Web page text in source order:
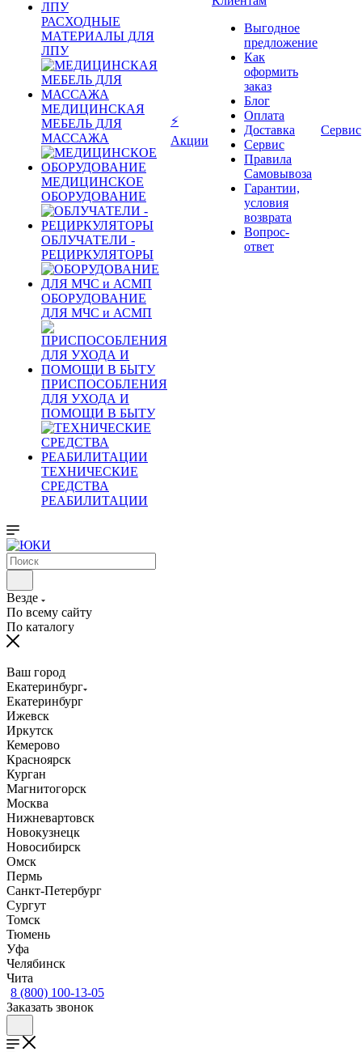
РАСХОДНЫЕ
МАТЕРИАЛЫ ДЛЯ
ЛПУ
МЕДИЦИНСКАЯ
МЕБЕЛЬ ДЛЯ
МАССАЖА
МЕДИЦИНСКОЕ
ОБОРУДОВАНИЕ
ОБЛУЧАТЕЛИ -
РЕЦИРКУЛЯТОРЫ
ОБОРУДОВАНИЕ
ДЛЯ МЧС и АСМП
ПРИСПОСОБЛЕНИЯ
ДЛЯ УХОДА И
ПОМОЩИ В БЫТУ
ТЕХНИЧЕСКИЕ
СРЕДСТВА
РЕАБИЛИТАЦИИ
⚡
Акции
Выгодное
предложение
Как
оформить
заказ
Блог
Оплата
Доставка
Сервис
Правила
Самовывоза
Гарантии,
условия
возврата
Вопрос-
ответ
Сервис
Везде
По всему сайту
По каталогу
Ваш город
Екатеринбург
Екатеринбург
Ижевск
Иркутск
Кемерово
Красноярск
Курган
Магнитогорск
Москва
Нижневартовск
Новокузнецк
Новосибирск
Омск
Пермь
Санкт-Петербург
Сургут
Томск
Тюмень
Уфа
Челябинск
Чита
8 (800) 100-13-05
Заказать звонок